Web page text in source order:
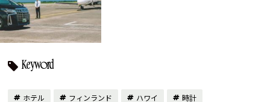
Keyword
ホテル フィンランド ハワイ
時計